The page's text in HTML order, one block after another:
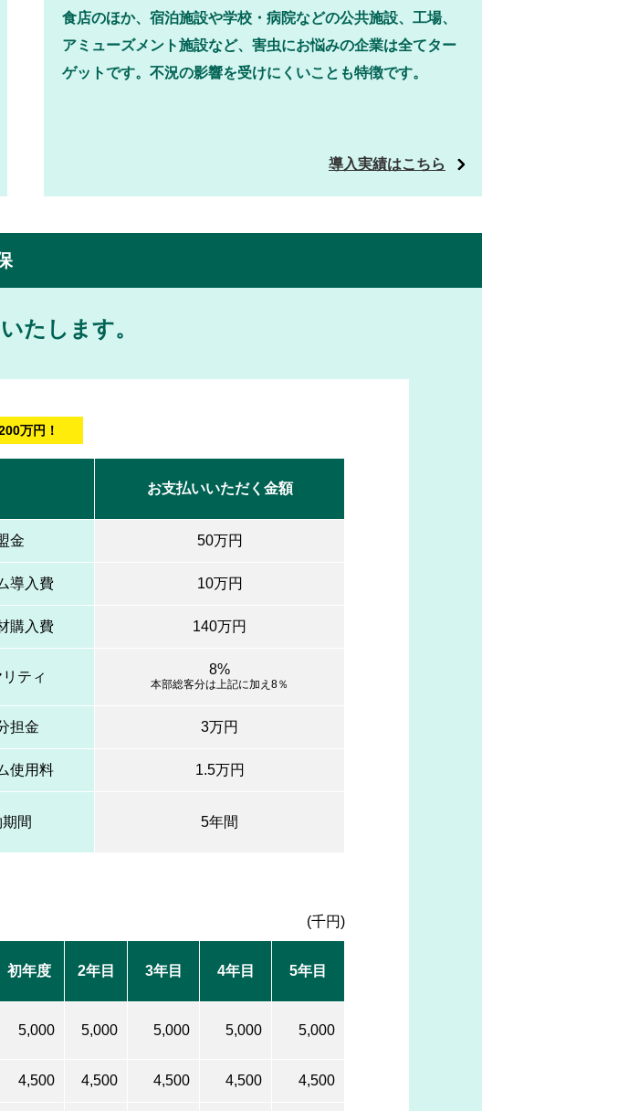
食店のほか、宿泊施設や学校・病院などの公共施設、工場、
アミューズメント施設など、害虫にお悩みの企業は全てター
ゲットです。不況の影響を受けにくいことも特徴です。
導入実績はこちら
たします。
万円！
お支払いいただく金額
金 50万円
導入費 10万円
購入費 140万円
ティ 8%
本部総客分は上記に加え8％
担金 3万円
使用料 1.5万円
間 5年間
(千円)
初年度 2年目 3年目 4年目 5年目
5,000 5,000 5,000 5,000 5,000
4,500 4,500 4,500 4,500 4,500